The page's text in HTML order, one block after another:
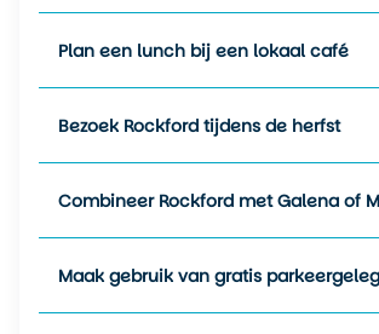
(gemiddeld -5 tot 3 graden),
buitenactiviteiten, maar wel
sfeervol voor wie houdt van
stedentrip.
Rockford het liefst tussen het
late voorjaar en de vroege
Plan een lunch bij een lokaal café
Bezoek Rockford tijdens de herfst
Combineer Rockford met Galena of
Maak gebruik van gratis